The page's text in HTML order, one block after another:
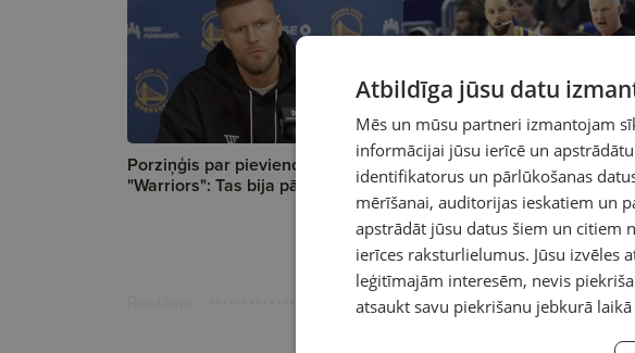
Porziņģis par pievienošanos
"Warriors": Tas bija pārsteigums
Treneris Kers vēlas, lai
noslēdz ilgtermiņa līgumu ar
"Warriors"
Atbildīga jūsu datu
Mēs un mūsu partneri izmantojam
informācijai jūsu ierīcē un
identifikatorus un pārlūkošanas
mērīšanai, auditorijas ieskatiem un
apstrādāt jūsu datus šiem un citiem
ierīces raksturlielumus. Jūsu izvēles
leģitīmajām interesēm, nevis
atsaukt savu piekrišanu jebkurā laikā